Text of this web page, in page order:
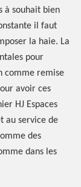
à souhait bien
il faut
la haie. La
pour
comme remise
avoir ces
HJ Espaces
au service de
des
dans les